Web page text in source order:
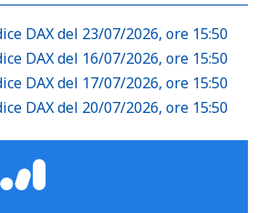
DAX del 23/07/2026, ore 15:50
DAX del 16/07/2026, ore 15:50
DAX del 17/07/2026, ore 15:50
DAX del 20/07/2026, ore 15:50